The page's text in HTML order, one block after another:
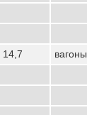
14,7 вагоны